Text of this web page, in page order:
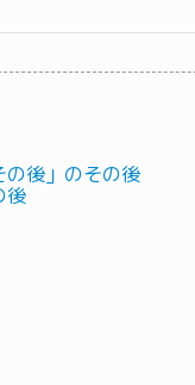
の後」のその後
後